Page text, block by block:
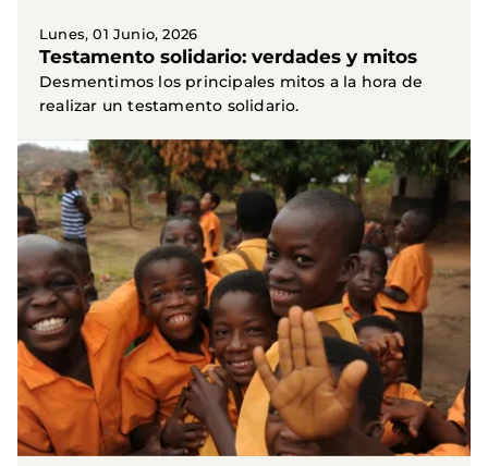
Lunes, 01 Junio, 2026
Testamento solidario: verdades y mitos
Desmentimos los principales mitos a la hora de
realizar un testamento solidario.